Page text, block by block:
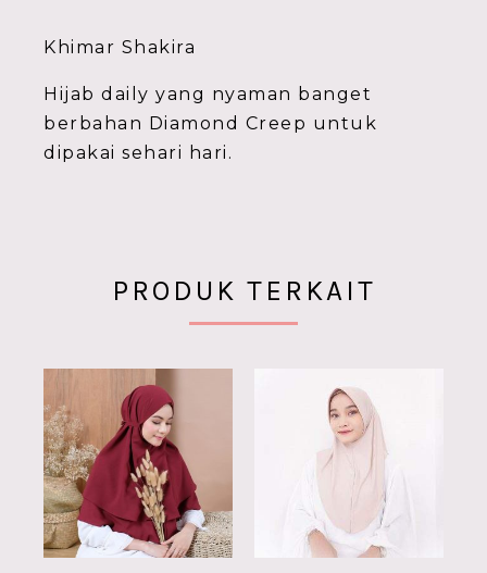
Khimar Shakira
Hijab daily yang nyaman banget
berbahan Diamond Creep untuk
dipakai sehari hari.
PRODUK TERKAIT